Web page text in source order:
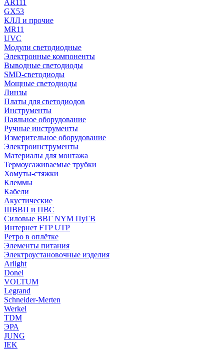
AR111
GX53
КЛЛ и прочие
MR11
UVC
Модули светодиодные
Электронные компоненты
Выводные светодиоды
SMD-светодиоды
Мощные светодиоды
Линзы
Платы для светодиодов
Инструменты
Паяльное оборудование
Ручные инструменты
Измерительное оборудование
Электроинструменты
Материалы для монтажа
Термоусаживаемые трубки
Хомуты-стяжки
Клеммы
Кабели
Акустические
ШВВП и ПВС
Силовые ВВГ NYM ПуГВ
Интернет FTP UTP
Ретро в оплётке
Элементы питания
Электроустановочные изделия
Arlight
Donel
VOLTUM
Legrand
Schneider-Merten
Werkel
TDM
ЭРА
JUNG
IEK